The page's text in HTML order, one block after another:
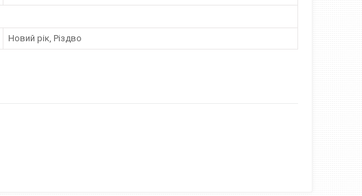
Новий рік, Різдво